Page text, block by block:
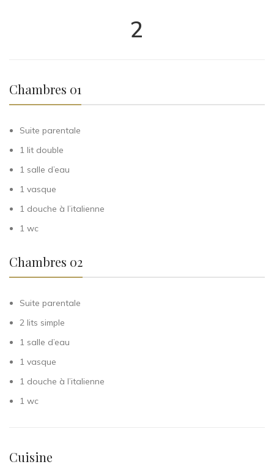
2
Chambres 01
Suite parentale
1 lit double
1 salle d’eau
1 vasque
1 douche à l’italienne
1 wc
Chambres 02
Suite parentale
2 lits simple
1 salle d’eau
1 vasque
1 douche à l’italienne
1 wc
Cuisine